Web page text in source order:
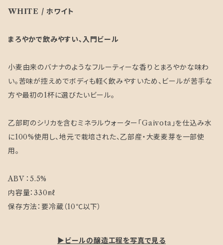
WHITE / ホワイト
まろやかで飲みやすい、入門ビール
小麦由来のバナナのようなフルーティーな香りとまろやかな味わ
い。苦味が控えめでボディも軽く飲みやすいため、ビールが苦手な
方や最初の1杯に選びたいビール。
乙部町のシリカを含むミネラルウォーター「Gaivota」を仕込み水
に100%使用し、地元で栽培された、乙部産・大麦麦芽を一部使
用。
ABV ：5.5%
内容量：330㎖
保存方法：要冷蔵（10℃以下）
▶ビールの醸造工程を写真で見る